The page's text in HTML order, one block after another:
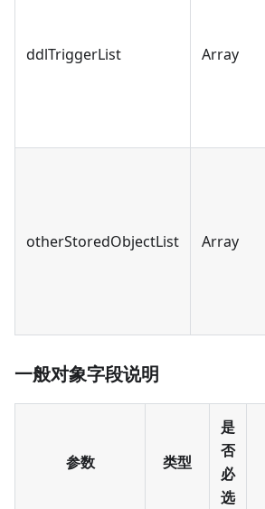
ddlTriggerList Array
otherStoredObjectList Array
一般对象字段说明
参数 类型
是
否
必
选